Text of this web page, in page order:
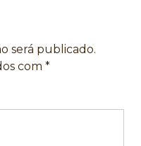
será publicado.
com *